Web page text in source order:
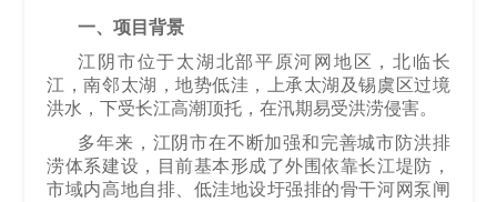
一、项目背景
江阴市位于太湖北部平原河网地区，北临长
江，南邻太湖，地势低洼，上承太湖及锡虞区过境
洪水，下受长江高潮顶托，在汛期易受洪涝侵害。
多年来，江阴市在不断加强和完善城市防洪排
涝体系建设，目前基本形成了外围依靠长江堤防，
市域内高地自排、低洼地设圩强排的骨干河网泵闸